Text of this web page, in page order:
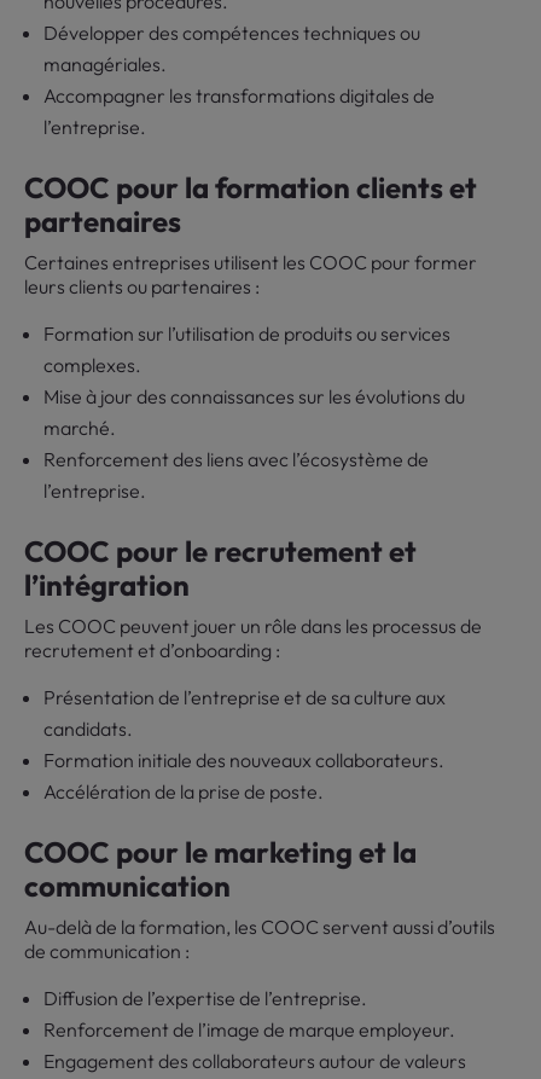
Développer des compétences techniques ou
managériales.
Accompagner les transformations digitales de
l’entreprise.
COOC pour la formation clients et
partenaires
Certaines entreprises utilisent les COOC pour former
leurs clients ou partenaires :
Formation sur l’utilisation de produits ou services
complexes.
Mise à jour des connaissances sur les évolutions du
marché.
Renforcement des liens avec l’écosystème de
l’entreprise.
COOC pour le recrutement et
l’intégration
Les COOC peuvent jouer un rôle dans les processus de
recrutement et d’onboarding :
Présentation de l’entreprise et de sa culture aux
candidats.
Formation initiale des nouveaux collaborateurs.
Accélération de la prise de poste.
COOC pour le marketing et la
communication
Au-delà de la formation, les COOC servent aussi d’outils
de communication :
Diffusion de l’expertise de l’entreprise.
Renforcement de l’image de marque employeur.
Engagement des collaborateurs autour de valeurs